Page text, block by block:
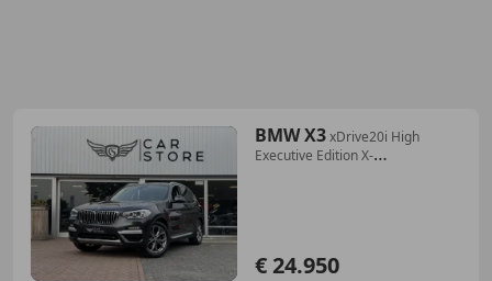
BMW X3xDrive20i High
Executive Edition X-
€ 24.950